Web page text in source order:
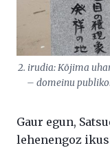
2. irudia:Kōjima
– domeinu
Gaur egun,
lehenengoz